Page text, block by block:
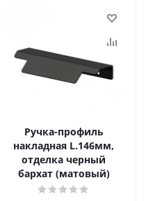
Ручка-профиль
накладная L.146мм,
отделка черный
бархат (матовый)